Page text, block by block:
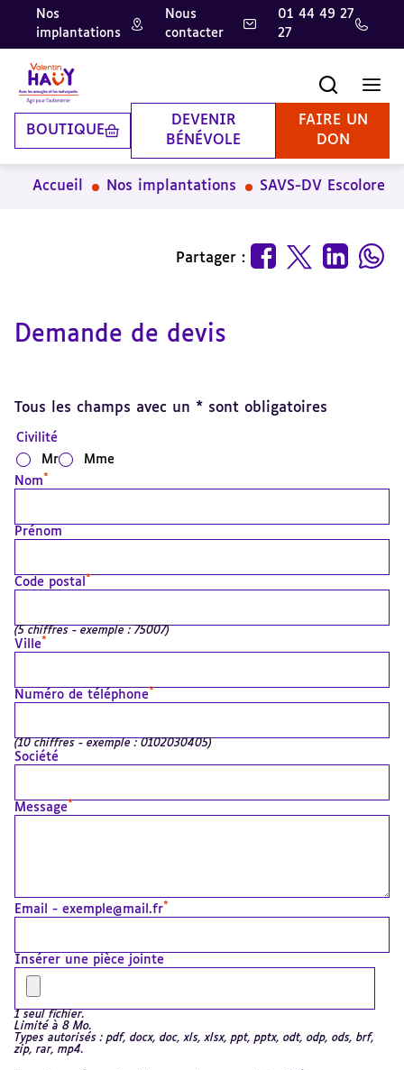
Aller
contenu
principal
Aller
pied
de
page
Aller
la
recherche
Nos
implantations
Nous
contacter
01 44 49 27
27
BOUTIQUE
DEVENIR
BÉNÉVOLE
FAIRE UN
DON
Accueil Nos implantations SAVS-DV Escolore
Partager :
Demande de devis
Tous les champs avec un * sont obligatoires
Civilité
Mr
Mme
Nom *
Prénom
Code postal *
(5 chiffres - exemple : 75007)
Ville *
Numéro de téléphone *
(10 chiffres - exemple : 0102030405)
Société
Message *
Email - exemple@mail.fr*
Insérer une pièce jointe
1 seul fichier.
Limité à 8 Mo.
Types autorisés : pdf, docx, doc, xls, xlsx, ppt, pptx, odt, odp, ods, brf,
zip, rar, mp4.